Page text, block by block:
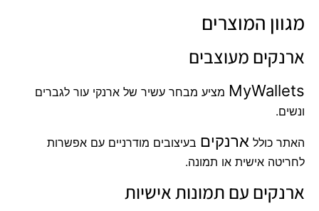
מגוון המוצרים
ארנקים מעוצבים
MyWallets מציע מבחר עשיר של ארנקי עור לגברים
ונשים.
האתר כולל ארנקים בעיצובים מודרניים עם אפשרות
לחריטה אישית או תמונה.
ארנקים עם תמונות אישיות